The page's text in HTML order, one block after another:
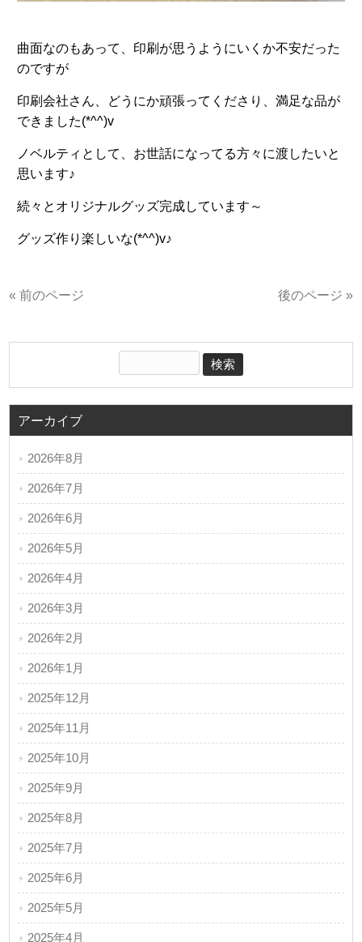
曲面なのもあって、印刷が思うようにいくか不安だった
のですが
印刷会社さん、どうにか頑張ってくださり、満足な品が
できました(*^^)v
ノベルティとして、お世話になってる方々に渡したいと
思います♪
続々とオリジナルグッズ完成しています～
グッズ作り楽しいな(*^^)v♪
« 前のページ 後のページ »
アーカイブ
2026年8月
2026年7月
2026年6月
2026年5月
2026年4月
2026年3月
2026年2月
2026年1月
2025年12月
2025年11月
2025年10月
2025年9月
2025年8月
2025年7月
2025年6月
2025年5月
2025年4月